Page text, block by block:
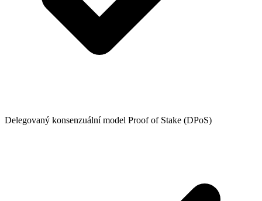
Delegovaný konsenzuální model Proof of Stake (DPoS)